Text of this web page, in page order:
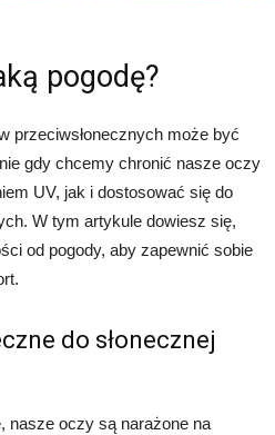
pogodę?
przeciwsłonecznych może być
gdy chcemy chronić nasze oczy
UV, jak i dostosować się do
W tym artykule dowiesz się,
od pogody, aby zapewnić sobie
do słonecznej
nasze oczy są narażone na